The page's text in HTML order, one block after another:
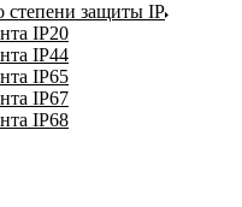
степени защиты IP
IP20
IP44
IP65
IP67
IP68